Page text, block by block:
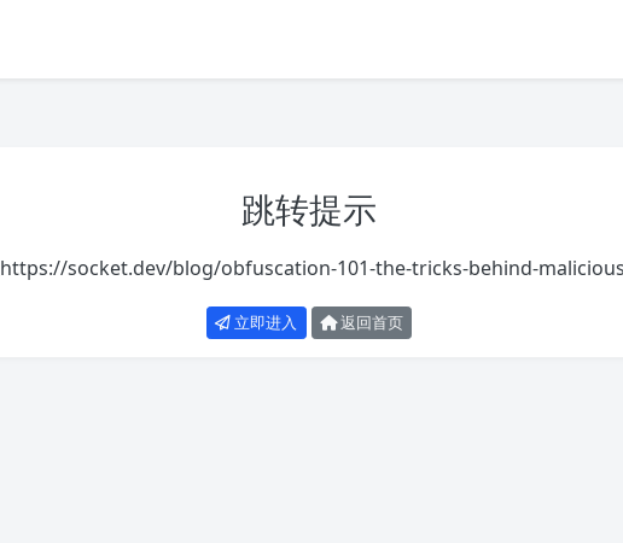
跳转提示
https://socket.dev/blog/obfuscation-101-the-tricks-behind-
立即进入 返回首页